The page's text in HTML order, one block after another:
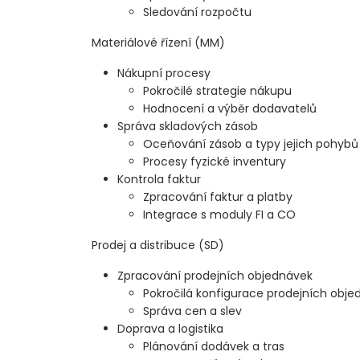
Sledování rozpočtu
Materiálové řízení (MM)
Nákupní procesy
Pokročilé strategie nákupu
Hodnocení a výběr dodavatelů
Správa skladových zásob
Oceňování zásob a typy jejich pohybů
Procesy fyzické inventury
Kontrola faktur
Zpracování faktur a platby
Integrace s moduly FI a CO
Prodej a distribuce (SD)
Zpracování prodejních objednávek
Pokročilá konfigurace prodejních
Správa cen a slev
Doprava a logistika
Plánování dodávek a tras